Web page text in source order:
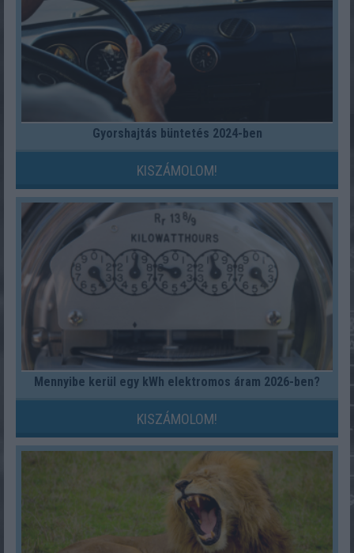
Gyorshajtás büntetés 2024-ben
KISZÁMOLOM!
Mennyibe kerül egy kWh elektromos áram 2026-ben?
KISZÁMOLOM!